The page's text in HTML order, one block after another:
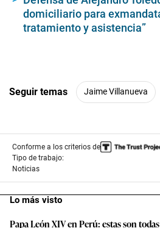
domiciliario para
tratamiento y asistencia”
Seguir temas Jaime Villanueva
Conforme a los criterios de
Tipo de trabajo:
Noticias
Lo más visto
Papa León XIV en Perú: estas son